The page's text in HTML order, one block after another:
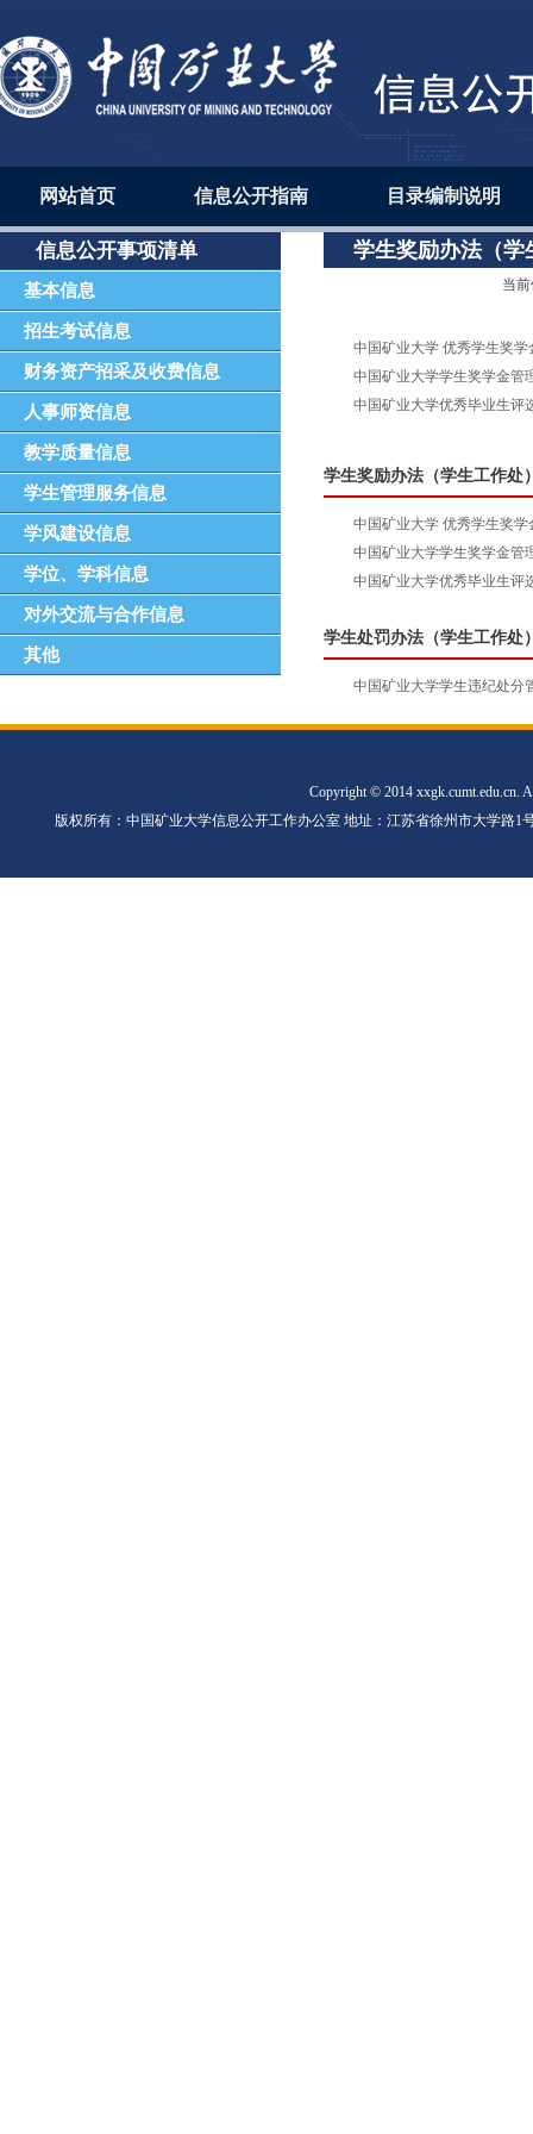
网站首页 信息公开指南 目录编制说明
信息公开事项清单
基本信息
招生考试信息
财务资产招采及收费信息
人事师资信息
教学质量信息
学生管理服务信息
学风建设信息
学位、学科信息
对外交流与合作信息
其他
学生奖励办法（学
当
中国矿业大学 优秀学生奖学
中国矿业大学学生奖学金管
中国矿业大学优秀毕业生评
学生奖励办法（学生工作处
中国矿业大学 优秀学生奖学
中国矿业大学学生奖学金管
中国矿业大学优秀毕业生评
学生处罚办法（学生工作处
中国矿业大学学生违纪处分
Copyright © 2014 xxgk.cumt.edu.cn.
版权所有：中国矿业大学信息公开工作办公室 地址：江苏省徐州市大学路1